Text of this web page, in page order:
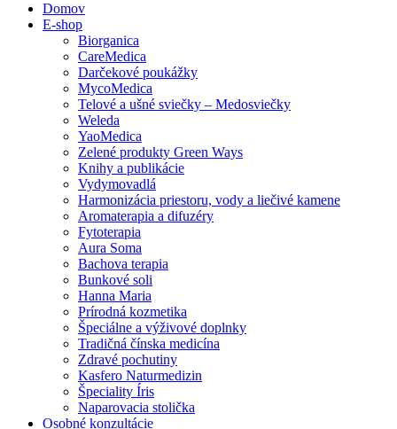
Domov
E-shop
Biorganica
CareMedica
Darčekové poukážky
MycoMedica
Telové a ušné sviečky – Medosviečky
Weleda
YaoMedica
Zelené produkty Green Ways
Knihy a publikácie
Vydymovadlá
Harmonizácia priestoru, vody a liečivé kamene
Aromaterapia a difuzéry
Fytoterapia
Aura Soma
Bachova terapia
Bunkové soli
Hanna Maria
Prírodná kozmetika
Špeciálne a výživové doplnky
Tradičná čínska medicína
Zdravé pochutiny
Kasfero Naturmedizin
Špeciality Íris
Naparovacia stolička
Osobné konzultácie